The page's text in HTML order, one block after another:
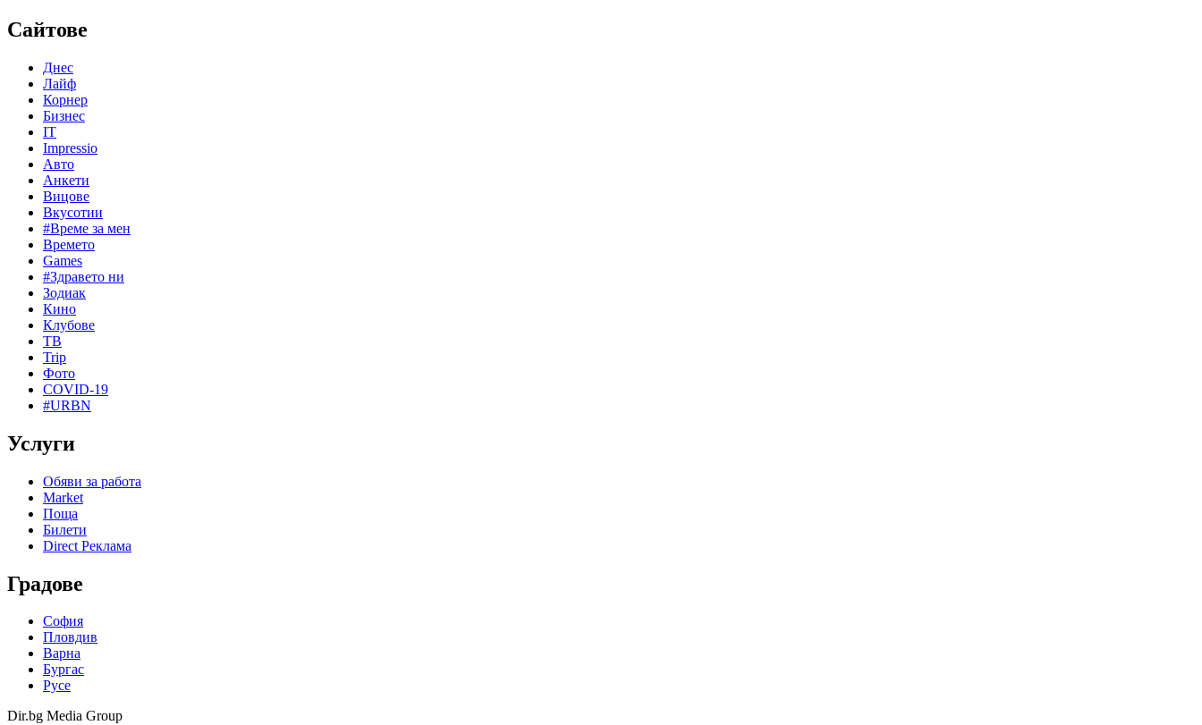
Сайтове
Днес
Лайф
Корнер
Бизнес
IT
Impressio
Авто
Анкети
Вицове
Вкусотии
#Време за мен
Времето
Games
#Здравето ни
Зодиак
Кино
Клубове
ТВ
Trip
Фото
COVID-19
#URBN
Услуги
Обяви за работа
Market
Поща
Билети
Direct Реклама
Градове
София
Пловдив
Варна
Бургас
Русе
Dir.bg Media Group